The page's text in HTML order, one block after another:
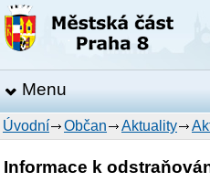
Menu
Úvodní Občan Aktuality
Informace k